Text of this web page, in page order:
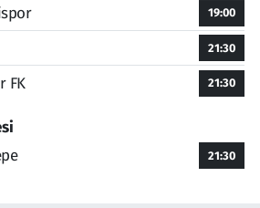
19:00
21:30
FK 21:30
21:30